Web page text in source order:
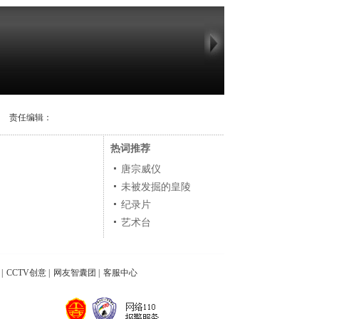
责任编辑：
热词推荐
唐宗威仪
未被发掘的皇陵
纪录片
艺术台
CCTV创意 网友智囊团 客服中心